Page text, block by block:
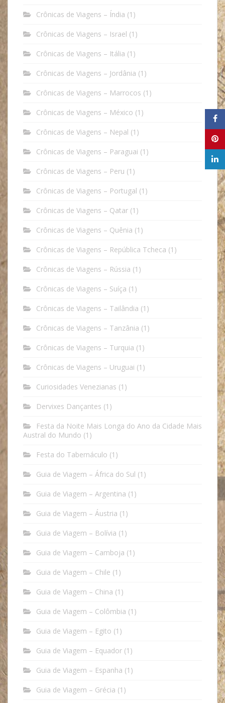
Crônicas de Viagens – Índia (1)
Crônicas de Viagens – Israel (1)
Crônicas de Viagens – Itália (1)
Crônicas de Viagens – Jordânia (1)
Crônicas de Viagens – Marrocos (1)
Crônicas de Viagens – México (1)
Crônicas de Viagens – Nepal (1)
Crônicas de Viagens – Paraguai (1)
Crônicas de Viagens – Peru (1)
Crônicas de Viagens – Portugal (1)
Crônicas de Viagens – Qatar (1)
Crônicas de Viagens – Quênia (1)
Crônicas de Viagens – República Tcheca (1)
Crônicas de Viagens – Rússia (1)
Crônicas de Viagens – Suíça (1)
Crônicas de Viagens – Tailândia (1)
Crônicas de Viagens – Tanzânia (1)
Crônicas de Viagens – Turquia (1)
Crônicas de Viagens – Uruguai (1)
Curiosidades Venezianas (1)
Dervixes Dançantes (1)
Festa da Noite Mais Longa do Ano da Cidade Mais
Austral do Mundo (1)
Festa do Tabernáculo (1)
Guia de Viagem – África do Sul (1)
Guia de Viagem – Argentina (1)
Guia de Viagem – Áustria (1)
Guia de Viagem – Bolívia (1)
Guia de Viagem – Camboja (1)
Guia de Viagem – Chile (1)
Guia de Viagem – China (1)
Guia de Viagem – Colômbia (1)
Guia de Viagem – Egito (1)
Guia de Viagem – Equador (1)
Guia de Viagem – Espanha (1)
Guia de Viagem – Grécia (1)